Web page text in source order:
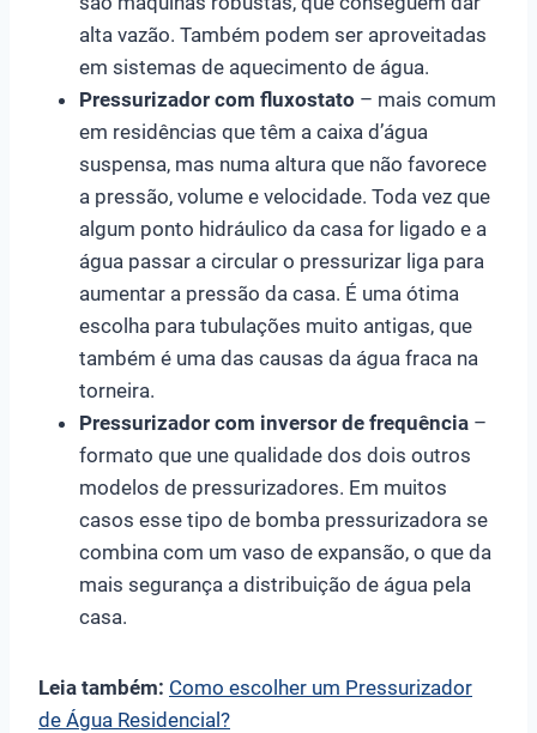
alta vazão. Também podem ser aproveitadas
em sistemas de aquecimento de água.
Pressurizador com fluxostato – mais comum
em residências que têm a caixa d’água
suspensa, mas numa altura que não favorece
a pressão, volume e velocidade. Toda vez que
algum ponto hidráulico da casa for ligado e a
água passar a circular o pressurizar liga para
aumentar a pressão da casa. É uma ótima
escolha para tubulações muito antigas, que
também é uma das causas da água fraca na
torneira.
Pressurizador com inversor de frequência –
formato que une qualidade dos dois outros
modelos de pressurizadores. Em muitos
casos esse tipo de bomba pressurizadora se
combina com um vaso de expansão, o que da
mais segurança a distribuição de água pela
casa.
Leia também: Como escolher um Pressurizador
de Água Residencial?